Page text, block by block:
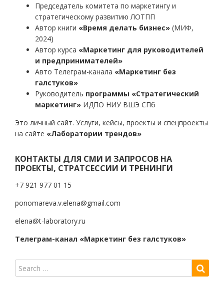
Председатель комитета по маркетингу и
стратегическому развитию ЛОТПП
Автор книги «Время делать бизнес» (МИФ,
2024)
Автор курса «Маркетинг для руководителей
и предпринимателей»
Авто Телеграм-канала «Маркетинг без
галстуков»
Руководитель программы «Стратегический
маркетинг» ИДПО НИУ ВШЭ СПб
Это личный сайт. Услуги, кейсы, проекты и спецпроекты
на сайте «Лаборатории трендов»
КОНТАКТЫ ДЛЯ СМИ И ЗАПРОСОВ НА
ПРОЕКТЫ, СТРАТСЕССИИ И ТРЕНИНГИ
+7 921 977 01 15
ponomareva.v.elena@gmail.com
elena@t-laboratory.ru
Телеграм-канал «Маркетинг без галстуков»